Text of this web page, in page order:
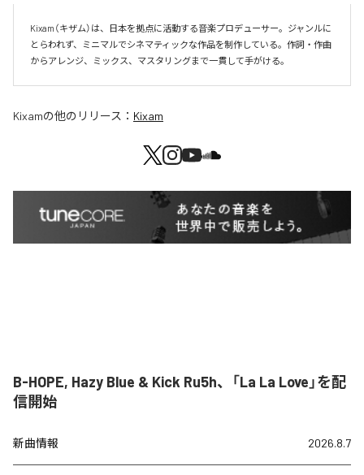
Kixam（キザム）は、日本を拠点に活動する音楽プロデューサー。ジャンルに
とらわれず、ミニマルでシネマティックな作品を制作している。作詞・作曲
からアレンジ、ミックス、マスタリングまで一貫して手がける。
Kixamの他のリリース： Kixam
B-HOPE, Hazy Blue & Kick Ru5h、「La La Love」を配
信開始
新曲情報 2026.8.7